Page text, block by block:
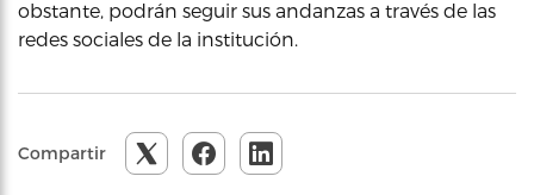
obstante, podrán seguir sus andanzas a través de las
redes sociales de la institución.
Compartir